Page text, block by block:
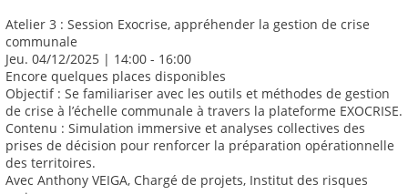
Atelier 3 : Session Exocrise, appréhender la gestion de crise
communale
Jeu. 04/12/2025 | 14:00 - 16:00
Encore quelques places disponibles
Objectif : Se familiariser avec les outils et méthodes de gestion
de crise à l’échelle communale à travers la plateforme EXOCRISE.
Contenu : Simulation immersive et analyses collectives des
prises de décision pour renforcer la préparation opérationnelle
des territoires.
Avec Anthony VEIGA, Chargé de projets, Institut des risques